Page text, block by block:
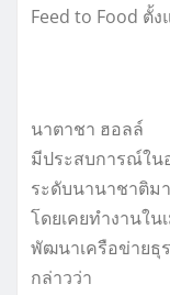
Feed to Food ตั้
นาตาชา ฮอลล์
มีประสบการณ์ใน
ระดับนานาชาติม
โดยเคยทำงานใ
พัฒนาเครือข่ายธุ
กล่าวว่า